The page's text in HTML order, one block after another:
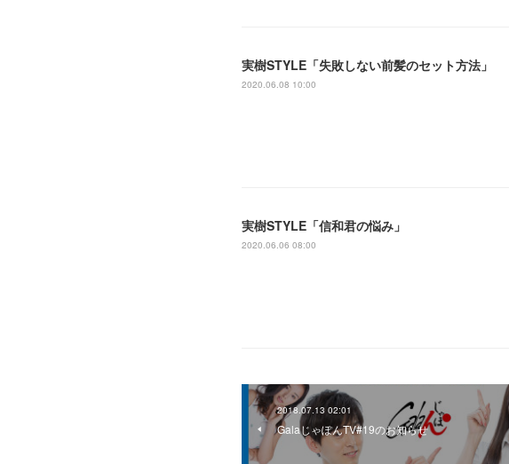
実樹STYLE「失敗しない前髪のセット方法」
2020.06.08 10:00
実樹STYLE「信和君の悩み」
2020.06.06 08:00
2018.07.13 02:01
GalaじゃぽんTV#19のお知らせ